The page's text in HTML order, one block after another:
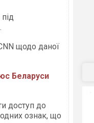
щодо даної
Беларуси
доступ до
ознак, що